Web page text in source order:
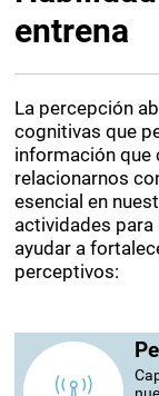
La percepción
cognitivas que
información que
relacionarnos
esencial en
actividades para
ayudar a